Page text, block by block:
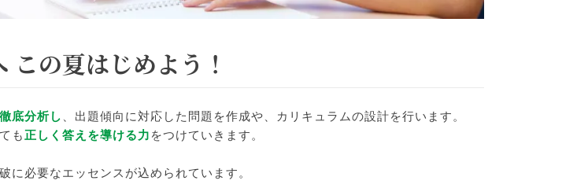
この夏はじめよう！
底分析し
、出題傾向に対応した問題を作成や、カリキュラムの設計を行います。
も正しく答えを導ける力 をつけていきます。
必要なエッセンスが込められています。